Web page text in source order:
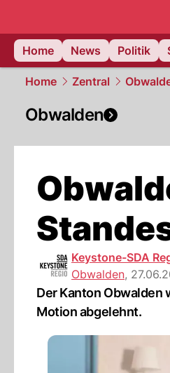
Home
News Politik
Home Zentral
Obwalden
Keystone-SDA
Obwalden,
Der Kanton Obwalden
Motion abgelehnt.